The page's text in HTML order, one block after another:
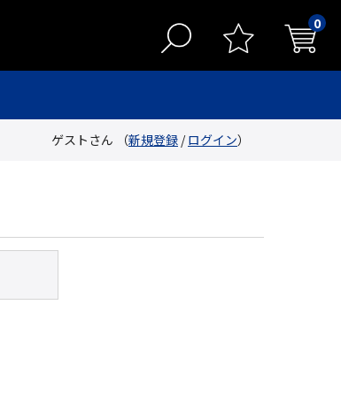
0
ゲストさん （新規登録 /ログイン）